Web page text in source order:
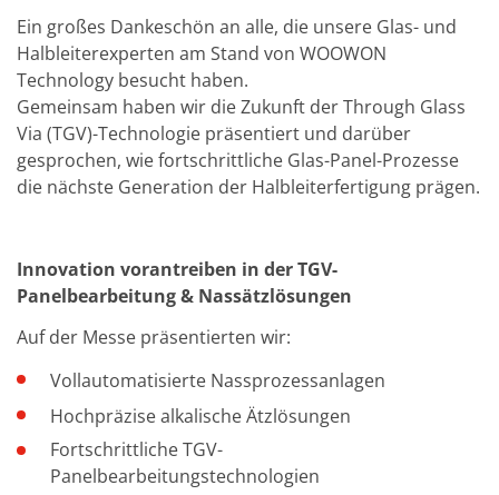
Technologie
Technologiezentren
Prozesstechnologie
TruEtch - Metallätzung
Fluidjet - Metall-Abhebung
SiEtch – KOH-Ätzen
Ätzen
Texturierung
Galvanik
Fortschrittliches chemisches Ätzen
Proprietäre Software
FlowLogX - Smart Connectivity Platform
Downloads
News
Messen
Glossar
Ätzen
Carrier
Ein großes Dankeschön an alle, die unsere Glas- und
Halbleiterexperten am Stand von WOOWON
Technology besucht haben.
Gemeinsam haben wir die Zukunft der Through Glass
Via (TGV)-Technologie präsentiert und darüber
gesprochen, wie fortschrittliche Glas-Panel-Prozesse
die nächste Generation der Halbleiterfertigung prägen.
Innovation vorantreiben in der TGV-
Panelbearbeitung & Nassätzlösungen
Auf der Messe präsentierten wir:
Vollautomatisierte Nassprozessanlagen
Hochpräzise alkalische Ätzlösungen
Fortschrittliche TGV-
Panelbearbeitungstechnologien